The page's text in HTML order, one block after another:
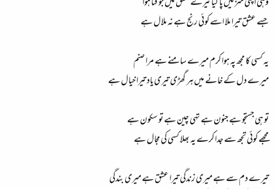
جسے عشق تیرا ملا اسے کوئی رنج ہے نہ ملال ہے
یہ کسی کا مجھ پہ ہوا کرم میرے سامنے ہے مرا صنم
میرے دل کے خانے میں ہر گھڑی تیری یاد تیرا خیال ہے
تو ہی جستجو ہے جنون ہے تہی چین ہے تو سکون ہے
مجھے کوئی تجھ سے جدا کرے یہ بھلا کسی کی مجال ہے
تیرے دم سے ہے میری زندگی تیرا عشق ہے میری بندگی